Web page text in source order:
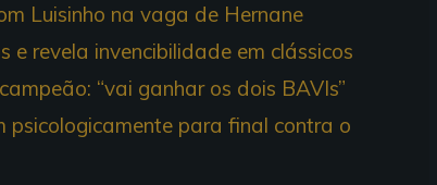
Luisinho na vaga de Hernane
e revela invencibilidade em clássicos
“vai ganhar os dois BAVIs”
psicologicamente para final contra o